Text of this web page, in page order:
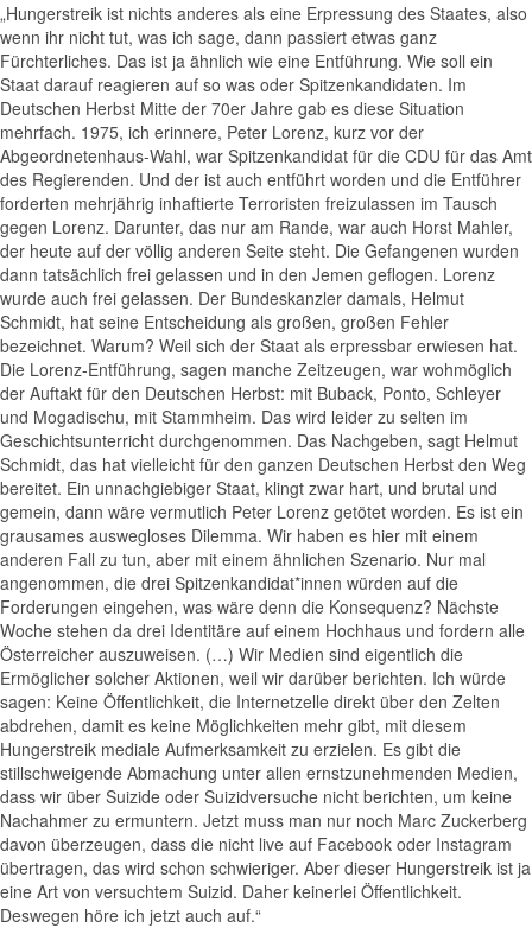
„Hungerstreik ist nichts anderes als eine Erpressung des Staates, also
wenn ihr nicht tut, was ich sage, dann passiert etwas ganz
Fürchterliches. Das ist ja ähnlich wie eine Entführung. Wie soll ein
Staat darauf reagieren auf so was oder Spitzenkandidaten. Im
Deutschen Herbst Mitte der 70er Jahre gab es diese Situation
mehrfach. 1975, ich erinnere, Peter Lorenz, kurz vor der
Abgeordnetenhaus-Wahl, war Spitzenkandidat für die CDU für das Amt
des Regierenden. Und der ist auch entführt worden und die Entführer
forderten mehrjährig inhaftierte Terroristen freizulassen im Tausch
gegen Lorenz. Darunter, das nur am Rande, war auch Horst Mahler,
der heute auf der völlig anderen Seite steht. Die Gefangenen wurden
dann tatsächlich frei gelassen und in den Jemen geflogen. Lorenz
wurde auch frei gelassen. Der Bundeskanzler damals, Helmut
Schmidt, hat seine Entscheidung als großen, großen Fehler
bezeichnet. Warum? Weil sich der Staat als erpressbar erwiesen hat.
Die Lorenz-Entführung, sagen manche Zeitzeugen, war wohmöglich
der Auftakt für den Deutschen Herbst: mit Buback, Ponto, Schleyer
und Mogadischu, mit Stammheim. Das wird leider zu selten im
Geschichtsunterricht durchgenommen. Das Nachgeben, sagt Helmut
Schmidt, das hat vielleicht für den ganzen Deutschen Herbst den Weg
bereitet. Ein unnachgiebiger Staat, klingt zwar hart, und brutal und
gemein, dann wäre vermutlich Peter Lorenz getötet worden. Es ist ein
grausames auswegloses Dilemma. Wir haben es hier mit einem
anderen Fall zu tun, aber mit einem ähnlichen Szenario. Nur mal
angenommen, die drei Spitzenkandidat*innen würden auf die
Forderungen eingehen, was wäre denn die Konsequenz? Nächste
Woche stehen da drei Identitäre auf einem Hochhaus und fordern alle
Österreicher auszuweisen. (…) Wir Medien sind eigentlich die
Ermöglicher solcher Aktionen, weil wir darüber berichten. Ich würde
sagen: Keine Öffentlichkeit, die Internetzelle direkt über den Zelten
abdrehen, damit es keine Möglichkeiten mehr gibt, mit diesem
Hungerstreik mediale Aufmerksamkeit zu erzielen. Es gibt die
stillschweigende Abmachung unter allen ernstzunehmenden Medien,
dass wir über Suizide oder Suizidversuche nicht berichten, um keine
Nachahmer zu ermuntern. Jetzt muss man nur noch Marc Zuckerberg
davon überzeugen, dass die nicht live auf Facebook oder Instagram
übertragen, das wird schon schwieriger. Aber dieser Hungerstreik ist ja
eine Art von versuchtem Suizid. Daher keinerlei Öffentlichkeit.
Deswegen höre ich jetzt auch auf.“